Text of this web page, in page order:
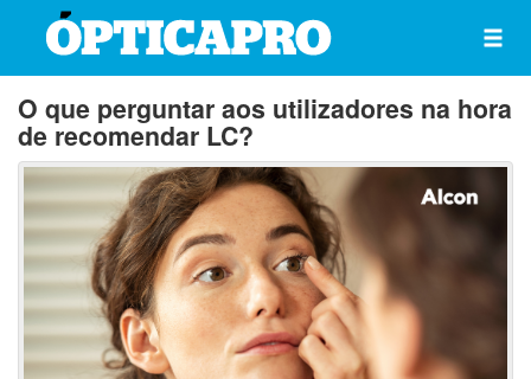
O que perguntar aos utilizadores na hora
de recomendar LC?